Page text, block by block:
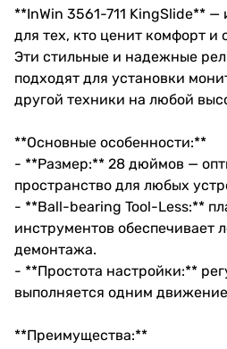
**InWin 3561-711 KingSlide**
для тех, кто ценит комфорт и
Эти стильные и надежные
подходят для установки
другой техники на любой
**Основные особенности:**
- **Размер:** 28 дюймов —
пространство для любых
- **Ball-bearing Tool-Less:**
инструментов обеспечивает
демонтажа.
- **Простота настройки:**
выполняется одним
**Преимущества:**